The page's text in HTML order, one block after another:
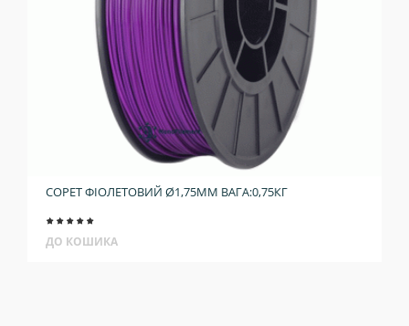
COPET ФІОЛЕТОВИЙ Ø1,75ММ ВАГА:0,75КГ
ДО КОШИКА